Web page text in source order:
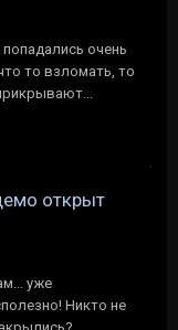
очень
то взломать, то
открыт
уже
Никто не